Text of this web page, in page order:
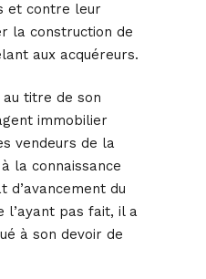
et contre leur
la construction de
aux acquéreurs.
titre de son
immobilier
vendeurs de la
la connaissance
d’avancement du
l’ayant pas fait, il a
à son devoir de